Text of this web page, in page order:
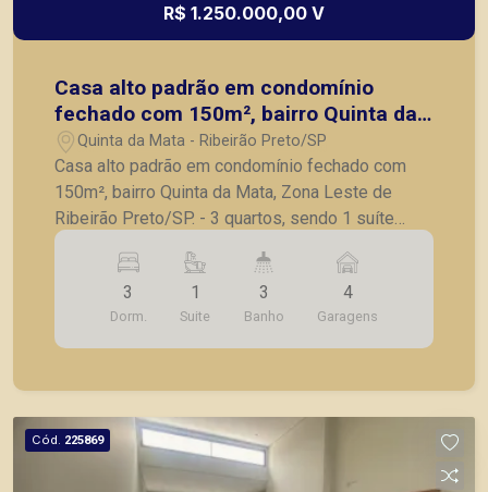
R$ 1.250.000,00 V
Casa alto padrão em condomínio
fechado com 150m², bairro Quinta da
Mata, Zona Leste de Ribeirão Preto/SP.
Quinta da Mata - Ribeirão Preto/SP
Casa alto padrão em condomínio fechado com
150m², bairro Quinta da Mata, Zona Leste de
Ribeirão Preto/SP. - 3 quartos, sendo 1 suíte
completo em armários; - Banheiro social; - Sala
para 2 ambientes; - Lavabo; - Cozinha planejada
com cooktop, churrasqueira e coifa, integrada a
área gourmet; - Área de serviço; - Piscina com
cascata; - Ducha; - Iluminação completa em led; -
segurança, em locação, vendas de imóveis
prontos, usados ou mesmo nos principais
lançamentos da cidade de Ribeirão Preto.
3
Dorm.
1
Suite
3
Banho
4
Garagens
Cód. 225869